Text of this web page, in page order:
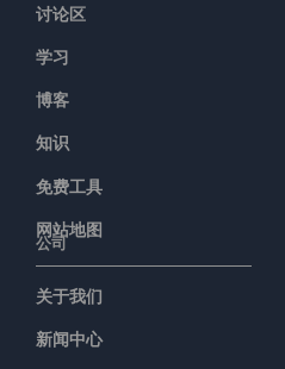
讨论区
学习
博客
知识
免费工具
网站地图
公司
关于我们
新闻中心